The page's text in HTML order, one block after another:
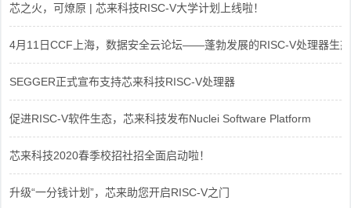
芯之火，可燎原 | 芯来科技RISC-V大学计划上线啦！
4月11日CCF上海，数据安全云论坛——蓬勃发展的RISC-V处理器生态
SEGGER正式宣布支持芯来科技RISC-V处理器
促进RISC-V软件生态，芯来科技发布Nuclei Software Platform
芯来科技2020春季校招社招全面启动啦！
升级“一分钱计划”，芯来助您开启RISC-V之门